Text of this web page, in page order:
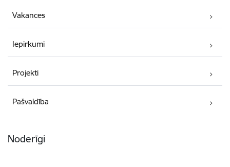
Vakances
Iepirkumi
Projekti
Pašvaldība
Noderīgi